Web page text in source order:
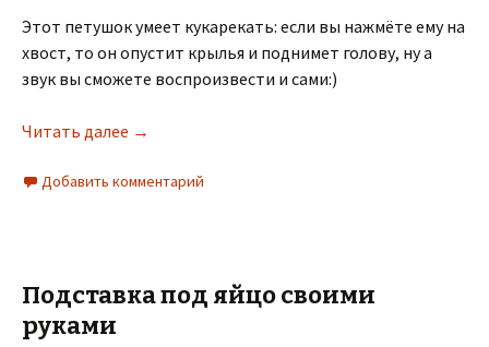
Этот петушок умеет кукарекать: если вы нажмёте ему на
хвост, то он опустит крылья и поднимет голову, ну а
звук вы сможете воспроизвести и сами:)
Читать далее →
Добавить комментарий
Подставка под яйцо своими
руками